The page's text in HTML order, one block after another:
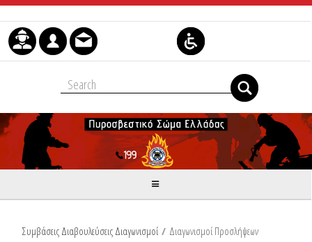
Μετάβαση στο περιεχόμενο
Συμβάσεις Διαβουλεύσεις Διαγωνισμοί / Διαγωνισμοί Προσλήψεων